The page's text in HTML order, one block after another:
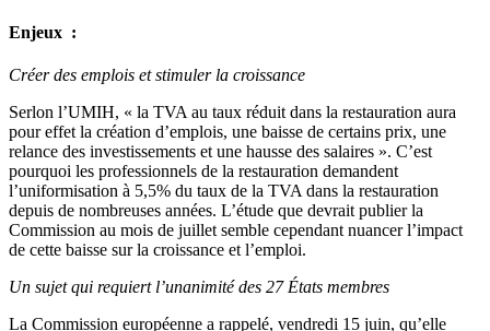
Enjeux :
Créer des emplois et stimuler la croissance
Serlon l’UMIH, « la TVA au taux réduit dans la restauration aura
pour effet la création d’emplois, une baisse de certains prix, une
relance des investissements et une hausse des salaires ». C’est
pourquoi les professionnels de la restauration demandent
l’uniformisation à 5,5% du taux de la TVA dans la restauration
depuis de nombreuses années. L’étude que devrait publier la
Commission au mois de juillet semble cependant nuancer l’impact
de cette baisse sur la croissance et l’emploi.
Un sujet qui requiert l’unanimité des 27 États membres
La Commission européenne a rappelé, vendredi 15 juin, qu’elle